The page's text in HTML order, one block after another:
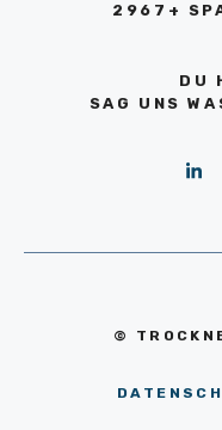
2967+
DU
SAG UNS
©